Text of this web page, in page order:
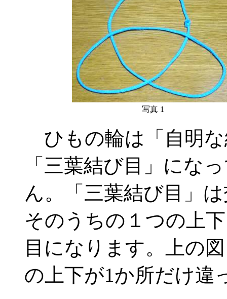
写真 1
ひもの輪は「自明
「三葉結び目」にな
ん。「三葉結び目」
そのうちの１つの上
目になります。上の
の上下が1か所だけ違